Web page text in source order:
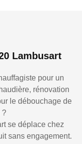
Lambusart
pour un
rénovation
le débouchage de
?
se déplace chez
sans engagement.